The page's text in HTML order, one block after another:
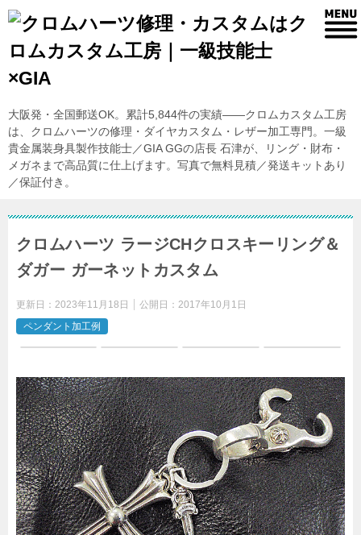
大阪発・全国郵送OK。累計5,844件の実績——クロムカスタム工房
は、クロムハーツの修理・ダイヤカスタム・レザー加工専門。一級
貴金属装身具製作技能士／GIA GGの店長 石津が、リング・財布・
メガネまで高品質に仕上げます。写真で無料見積／発送キットあり
／保証付き。
クロムハーツ ラージCHクロスキーリング＆
ダガー ガーネットカスタム
更新日： 2023年11月18日 公開日： 2017年10月1日
ペンダント加工例